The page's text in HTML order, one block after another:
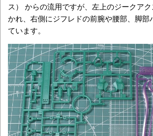
ス） からの流用ですが、左上のジークア
かれ、右側にジフレドの前腕や腰部、脚部
ています。